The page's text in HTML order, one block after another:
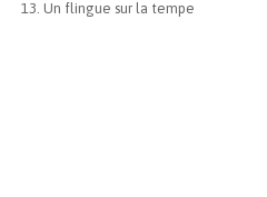
Un flingue sur la tempe